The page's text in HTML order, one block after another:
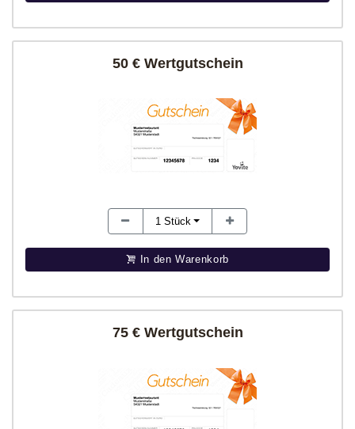
50 € Wertgutschein
1 Stück
In den Warenkorb
75 € Wertgutschein